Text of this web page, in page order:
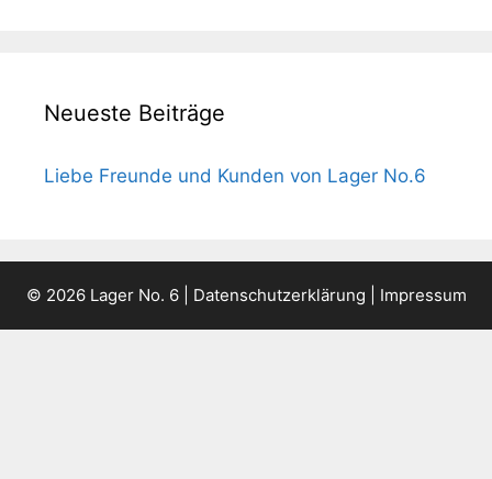
Neueste Beiträge
Liebe Freunde und Kunden von Lager No.6
© 2026 Lager No. 6 | Datenschutzerklärung Impressum